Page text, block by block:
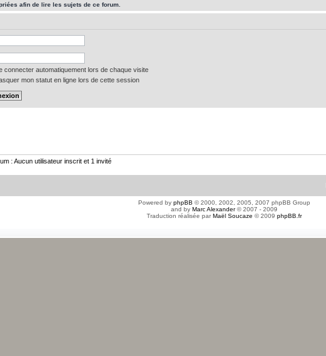
afin de lire les sujets de ce forum.
connecter automatiquement lors de chaque visite
mon statut en ligne lors de cette session
: Aucun utilisateur inscrit et 1 invité
Powered by phpBB © 2000, 2002, 2005, 2007 phpBB Group
and by Marc Alexander© 2007 - 2009
Traduction réalisée parMaël Soucaze © 2009 phpBB.fr